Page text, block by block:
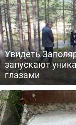
Увидеть
запускают
глазами